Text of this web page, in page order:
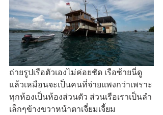
ถ่ายรูปเรือตัวเองไม่ค่อยชัด เรือซ้ายนี่ดู
แล้วเหมือนจะเป็นคนที่จ่ายแพงกว่าเพราะ
ทุกห้องเป็นห้องส่วนตัว ส่วนเรือเราเป็นลำ
เล็กๆข้างขวาหน้าตาเจี๋ยมเจี้ยม